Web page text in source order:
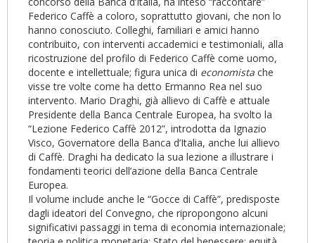
Federico Caffè a coloro, soprattutto giovani, che non lo
hanno conosciuto. Colleghi, familiari e amici hanno
contribuito, con interventi accademici e testimoniali, alla
ricostruzione del profilo di Federico Caffè come uomo,
docente e intellettuale; figura unica di economista che
visse tre volte come ha detto Ermanno Rea nel suo
intervento. Mario Draghi, già allievo di Caffè e attuale
Presidente della Banca Centrale Europea, ha svolto la
“Lezione Federico Caffè 2012”, introdotta da Ignazio
Visco, Governatore della Banca d’Italia, anche lui allievo
di Caffè. Draghi ha dedicato la sua lezione a illustrare i
fondamenti teorici dell’azione della Banca Centrale
Europea.
Il volume include anche le “Gocce di Caffè”, predisposte
dagli ideatori del Convegno, che ripropongono alcuni
significativi passaggi in tema di economia internazionale;